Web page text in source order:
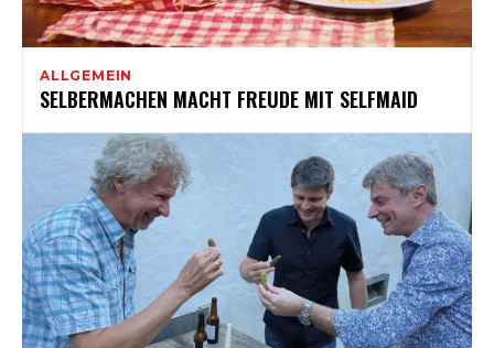
ALLGEMEIN
SELBERMACHEN MACHT FREUDE MIT SELFMAID